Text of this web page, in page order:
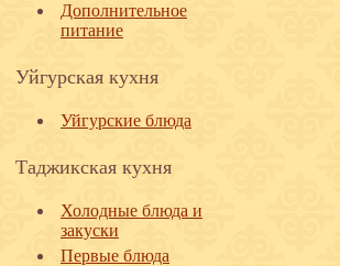
Дополнительное
питание
Уйгурская кухня
Уйгурские блюда
Таджикская кухня
Холодные блюда и
закуски
Первые блюда